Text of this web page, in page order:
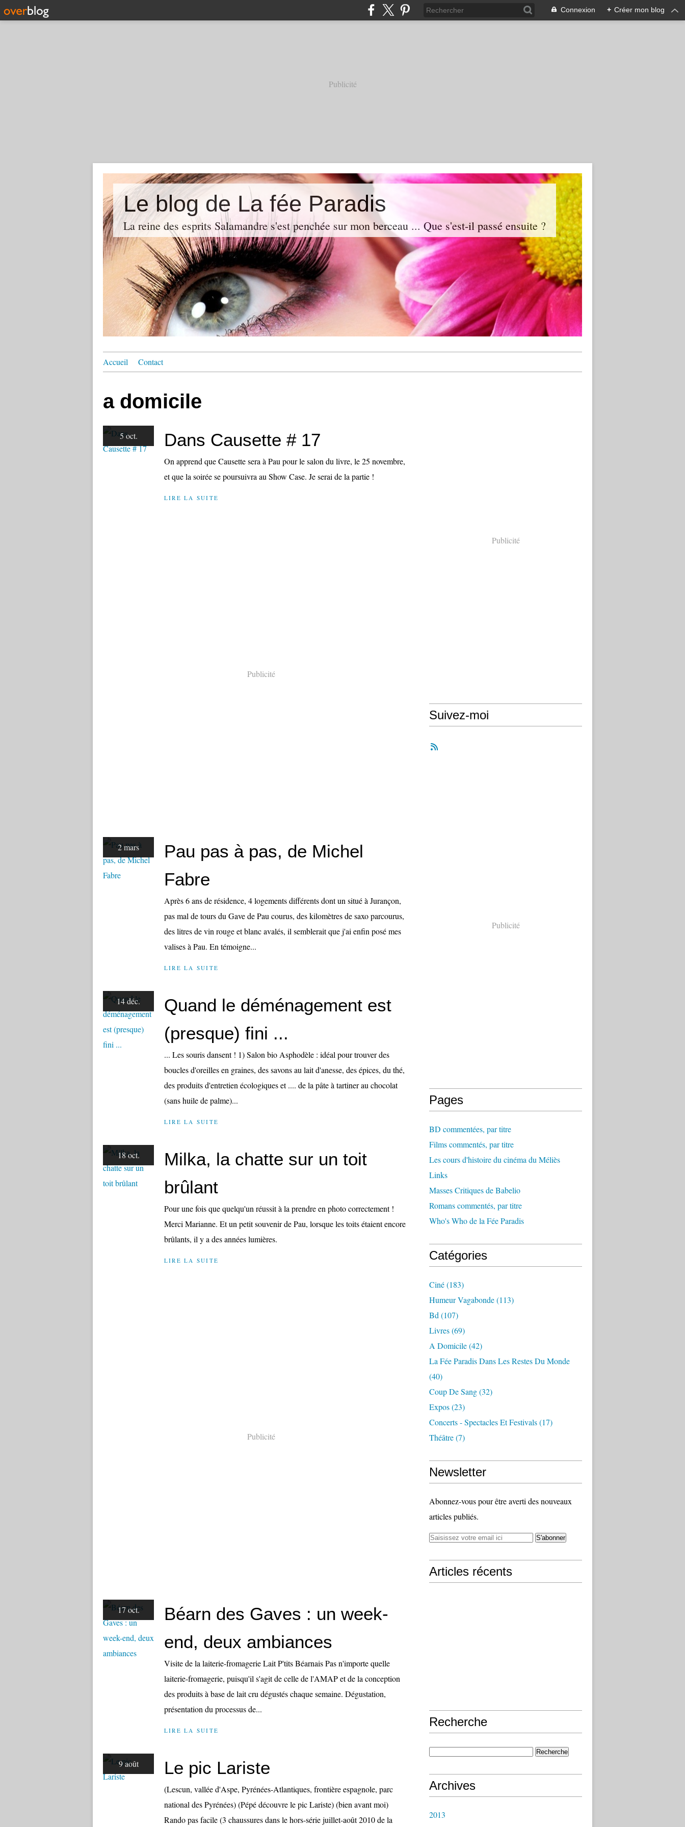
Connexion + Créer mon blog
Publicité
Le blog de La fée Paradis
La reine des esprits Salamandre s'est penchée sur mon berceau ... Que s'est-il passé ensuite ?
Accueil Contact
a domicile
5 oct. Dans Causette # 17
On apprend que Causette sera à Pau pour le salon du livre, le 25 novembre,
et que la soirée se poursuivra au Show Case. Je serai de la partie !
LIRE LA SUITE
Publicité
2 mars
Pau pas à pas, de Michel
Fabre
Après 6 ans de résidence, 4 logements différents dont un situé à Jurançon,
pas mal de tours du Gave de Pau courus, des kilomètres de saxo parcourus,
des litres de vin rouge et blanc avalés, il semblerait que j'ai enfin posé mes
valises à Pau. En témoigne...
LIRE LA SUITE
14 déc.
Quand le déménagement est
(presque) fini ...
... Les souris dansent ! 1) Salon bio Asphodèle : idéal pour trouver des
boucles d'oreilles en graines, des savons au lait d'anesse, des épices, du thé,
des produits d'entretien écologiques et .... de la pâte à tartiner au chocolat
(sans huile de palme)...
LIRE LA SUITE
18 oct.
Milka, la chatte sur un toit
brûlant
Pour une fois que quelqu'un réussit à la prendre en photo correctement !
Merci Marianne. Et un petit souvenir de Pau, lorsque les toits étaient encore
brûlants, il y a des années lumières.
LIRE LA SUITE
Publicité
17 oct.
Béarn des Gaves : un week-
end, deux ambiances
Visite de la laiterie-fromagerie Lait P'tits Béarnais Pas n'importe quelle
laiterie-fromagerie, puisqu'il s'agit de celle de l'AMAP et de la conception
des produits à base de lait cru dégustés chaque semaine. Dégustation,
présentation du processus de...
LIRE LA SUITE
9 août Le pic Lariste
(Lescun, vallée d'Aspe, Pyrénées-Atlantiques, frontière espagnole, parc
national des Pyrénées) (Pépé découvre le pic Lariste) (bien avant moi)
Rando pas facile (3 chaussures dans le hors-série juillet-août 2010 de la
Publicité
Suivez-moi
Publicité
Pages
BD commentées, par titre
Films commentés, par titre
Les cours d'histoire du cinéma du Méliès
Links
Masses Critiques de Babelio
Romans commentés, par titre
Who's Who de la Fée Paradis
Catégories
Ciné(183)
Humeur Vagabonde(113)
Bd (107)
Livres(69)
A Domicile(42)
La Fée Paradis Dans Les Restes Du Monde
(40)
Coup De Sang(32)
Expos(23)
Concerts - Spectacles Et Festivals(17)
Théâtre(7)
Newsletter
Abonnez-vous pour être averti des nouveaux
articles publiés.
Articles récents
Recherche
Archives
2013